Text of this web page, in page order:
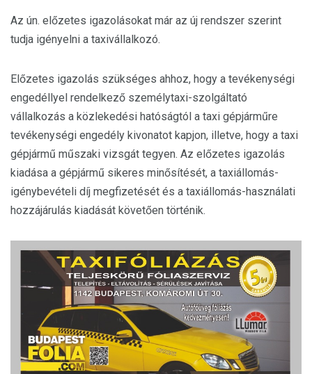
Az ún. előzetes igazolásokat már az új rendszer szerint
tudja igényelni a taxivállalkozó.
Előzetes igazolás szükséges ahhoz, hogy a tevékenységi
engedéllyel rendelkező személytaxi-szolgáltató
vállalkozás a közlekedési hatóságtól a taxi gépjárműre
tevékenységi engedély kivonatot kapjon, illetve, hogy a taxi
gépjármű műszaki vizsgát tegyen. Az előzetes igazolás
kiadása a gépjármű sikeres minősítését, a taxiállomás-
igénybevételi díj megfizetését és a taxiállomás-használati
hozzájárulás kiadását követően történik.